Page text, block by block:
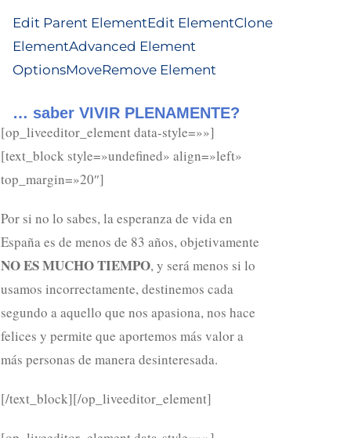
Edit Parent ElementEdit ElementClone
ElementAdvanced Element
OptionsMoveRemove Element
… saber VIVIR PLENAMENTE?
[op_liveeditor_element data-style=»»]
[text_block style=»undefined» align=»left»
top_margin=»20″]
Por si no lo sabes, la esperanza de vida en
España es de menos de 83 años, objetivamente
NO ES MUCHO TIEMPO, y será menos si lo
usamos incorrectamente, destinemos cada
segundo a aquello que nos apasiona, nos hace
felices y permite que aportemos más valor a
más personas de manera desinteresada.
[/text_block][/op_liveeditor_element]